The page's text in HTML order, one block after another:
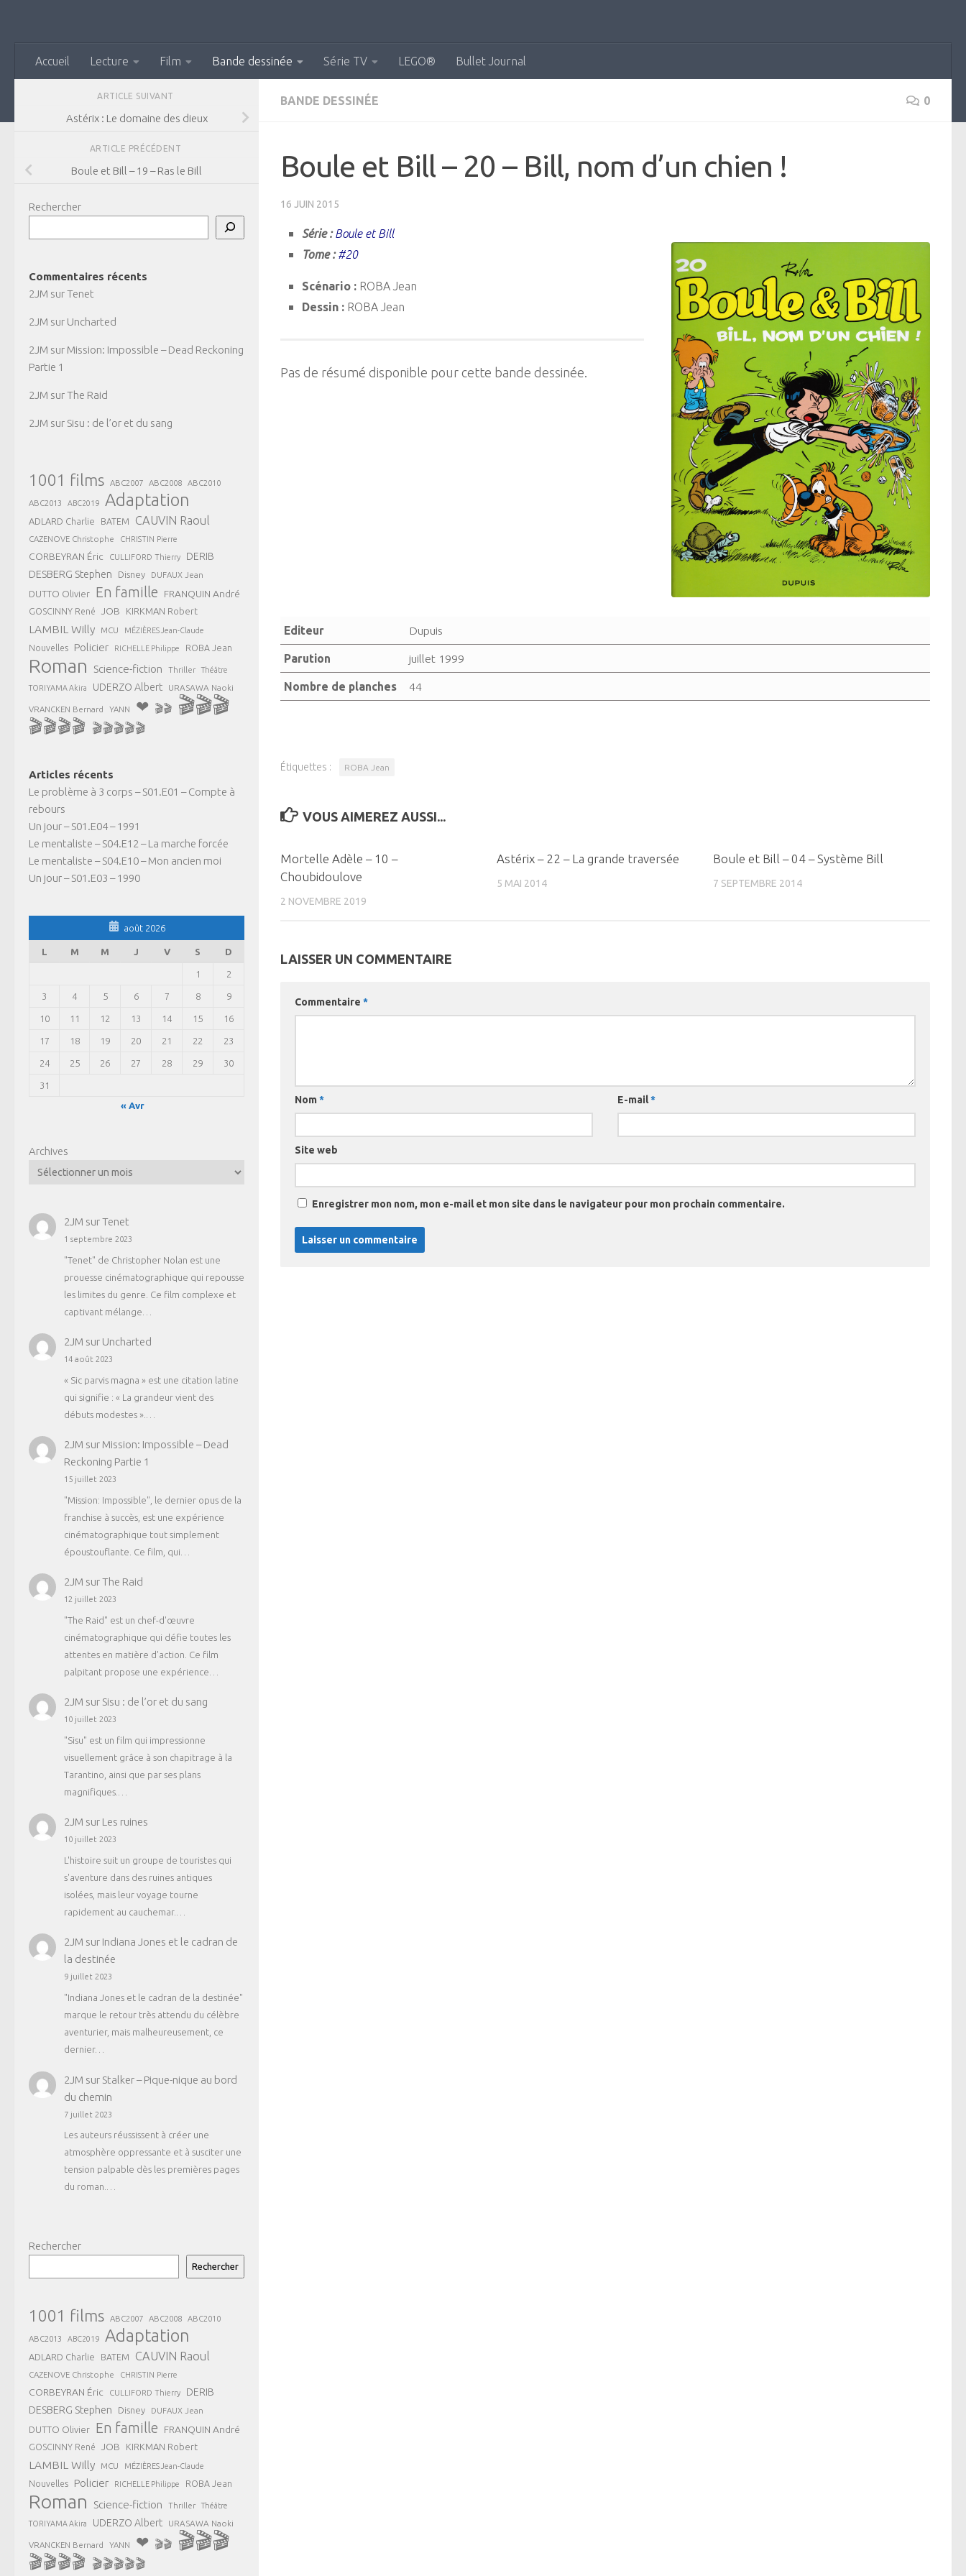
Accueil Lecture Film Bande dessinée Série TV LEGO® Bullet Journal
BANDE DESSINÉE 0
Boule et Bill – 20 – Bill, nom d’un chien !
16 JUIN 2015
Série : Boule et Bill
Tome :#20
Scénario : ROBA Jean
Dessin : ROBA Jean
Pas de résumé disponible pour cette bande dessinée.
Editeur Dupuis
Parution juillet 1999
Nombre de planches 44
Étiquettes : ROBA Jean
VOUS AIMEREZ AUSSI...
Mortelle Adèle – 10 –
Choubidoulove
2 NOVEMBRE 2019
Astérix – 22 – La grande traversée
5 MAI 2014
Boule et Bill – 04 – Système Bill
7 SEPTEMBRE 2014
LAISSER UN COMMENTAIRE
Commentaire *
Nom * E-mail*
Site web
Enregistrer mon nom, mon e-mail et mon site dans le navigateur pour mon prochain commentaire.
ARTICLE SUIVANT
Astérix : Le domaine des dieux
ARTICLE PRÉCÉDENT
Boule et Bill – 19 – Ras le Bill
Rechercher
Commentaires récents
2JM surTenet
2JM sur Uncharted
2JM sur Mission: Impossible – Dead Reckoning
Partie 1
2JM surThe Raid
2JM sur Sisu : de l’or et du sang
1001 films ABC2007 ABC2008 ABC2010
ABC2013 ABC2019 Adaptation
ADLARD Charlie BATEM CAUVIN Raoul
CAZENOVE Christophe CHRISTIN Pierre
CORBEYRAN Éric CULLIFORD Thierry DERIB
DESBERG Stephen Disney DUFAUX Jean
DUTTO Olivier En famille FRANQUIN André
GOSCINNY René JOB KIRKMAN Robert
LAMBIL Willy MCU MÉZIÈRES Jean-Claude
Nouvelles Policier RICHELLE Philippe ROBA Jean
Roman Science-fiction Thriller Théâtre
TORIYAMA Akira UDERZO Albert URASAWA Naoki
VRANCKEN Bernard YANN ❤ 🎬🎬 🎬🎬🎬
🎬🎬🎬🎬 🎬🎬🎬🎬🎬
Articles récents
Le problème à 3 corps – S01.E01 – Compte à
rebours
Un jour – S01.E04 – 1991
Le mentaliste – S04.E12 – La marche forcée
Le mentaliste – S04.E10 – Mon ancien moi
Un jour – S01.E03 – 1990
août 2026
L M M J V S D
1 2
3 4 5 6 7 8 9
10 11 12 13 14 15 16
17 18 19 20 21 22 23
24 25 26 27 28 29 30
31
« Avr
Archives
2JM surTenet
1 septembre 2023
"Tenet" de Christopher Nolan est une
prouesse cinématographique qui repousse
les limites du genre. Ce film complexe et
captivant mélange…
2JM sur Uncharted
14 août 2023
« Sic parvis magna » est une citation latine
qui signifie : « La grandeur vient des
débuts modestes ».…
2JM sur Mission: Impossible – Dead
Reckoning Partie 1
15 juillet 2023
"Mission: Impossible", le dernier opus de la
franchise à succès, est une expérience
cinématographique tout simplement
époustouflante. Ce film, qui…
2JM surThe Raid
12 juillet 2023
"The Raid" est un chef-d'œuvre
cinématographique qui défie toutes les
attentes en matière d'action. Ce film
palpitant propose une expérience…
2JM sur Sisu : de l’or et du sang
10 juillet 2023
"Sisu" est un film qui impressionne
visuellement grâce à son chapitrage à la
Tarantino, ainsi que par ses plans
magnifiques.…
2JM sur Les ruines
10 juillet 2023
L'histoire suit un groupe de touristes qui
s'aventure dans des ruines antiques
isolées, mais leur voyage tourne
rapidement au cauchemar.…
2JM sur Indiana Jones et le cadran de
la destinée
9 juillet 2023
"Indiana Jones et le cadran de la destinée"
marque le retour très attendu du célèbre
aventurier, mais malheureusement, ce
dernier…
2JM sur Stalker – Pique-nique au bord
du chemin
7 juillet 2023
Les auteurs réussissent à créer une
atmosphère oppressante et à susciter une
tension palpable dès les premières pages
du roman.…
Rechercher
Rechercher
1001 films ABC2007 ABC2008 ABC2010
ABC2013 ABC2019 Adaptation
ADLARD Charlie BATEM CAUVIN Raoul
CAZENOVE Christophe CHRISTIN Pierre
CORBEYRAN Éric CULLIFORD Thierry DERIB
DESBERG Stephen Disney DUFAUX Jean
DUTTO Olivier En famille FRANQUIN André
GOSCINNY René JOB KIRKMAN Robert
LAMBIL Willy MCU MÉZIÈRES Jean-Claude
Nouvelles Policier RICHELLE Philippe ROBA Jean
Roman Science-fiction Thriller Théâtre
TORIYAMA Akira UDERZO Albert URASAWA Naoki
VRANCKEN Bernard YANN ❤ 🎬🎬 🎬🎬🎬
🎬🎬🎬🎬 🎬🎬🎬🎬🎬